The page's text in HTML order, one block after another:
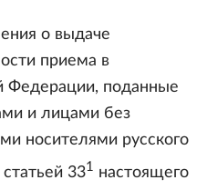
о выдаче
приема в
Федерации, поданные
и лицами без
носителями русского
331 настоящего